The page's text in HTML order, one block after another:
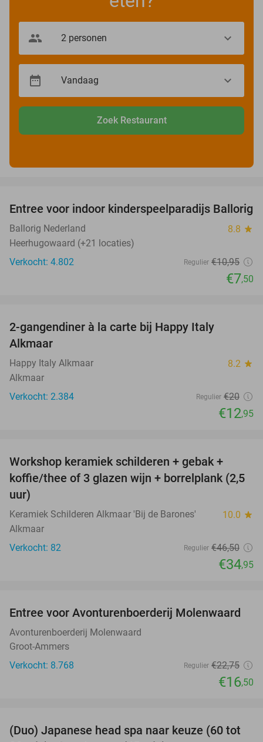
Zoek Restaurant
32%
Entree voor indoor kinderspeelparadijs Ballorig
Ballorig Nederland 8.8 star
Heerhugowaard (+21 locaties)
Verkocht: 4.802
Regulier €10,95
€7,50
2-gangendiner à la carte bij Happy Italy
Alkmaar
Happy Italy Alkmaar 8.2 star
Alkmaar
Verkocht: 2.384
Regulier €20
€12,95
Workshop keramiek schilderen + gebak +
koffie/thee of 3 glazen wijn + borrelplank (2,5
uur)
Keramiek Schilderen Alkmaar 'Bij de Barones' 10.0 star
Alkmaar
Verkocht: 82
Regulier €46,50
€34,95
27%
Entree voor Avonturenboerderij Molenwaard
Avonturenboerderij Molenwaard
Groot-Ammers
Verkocht: 8.768
Regulier €22,75
€16,50
38%
(Duo) Japanese head spa naar keuze (60 tot